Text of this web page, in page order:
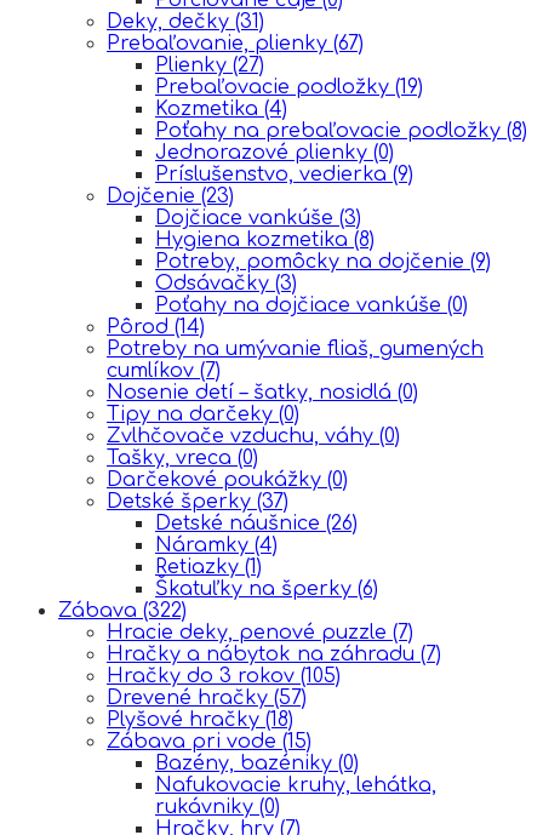
Deky, dečky (31)
Prebaľovanie, plienky (67)
Plienky (27)
Prebaľovacie podložky (19)
Kozmetika (4)
Poťahy na prebaľovacie podložky (8)
Jednorazové plienky (0)
Príslušenstvo, vedierka (9)
Dojčenie (23)
Dojčiace vankúše (3)
Hygiena kozmetika (8)
Potreby, pomôcky na dojčenie (9)
Odsávačky (3)
Poťahy na dojčiace vankúše (0)
Pôrod (14)
Potreby na umývanie fliaš, gumených
cumlíkov (7)
Nosenie detí – šatky, nosidlá (0)
Tipy na darčeky (0)
Zvlhčovače vzduchu, váhy (0)
Tašky, vreca (0)
Darčekové poukážky (0)
Detské šperky (37)
Detské náušnice (26)
Náramky (4)
Retiazky (1)
Škatuľky na šperky (6)
Zábava (322)
Hracie deky, penové puzzle (7)
Hračky a nábytok na záhradu (7)
Hračky do 3 rokov (105)
Drevené hračky (57)
Plyšové hračky (18)
Zábava pri vode (15)
Bazény, bazéniky (0)
Nafukovacie kruhy, lehátka,
rukávniky (0)
Hračky, hry (7)